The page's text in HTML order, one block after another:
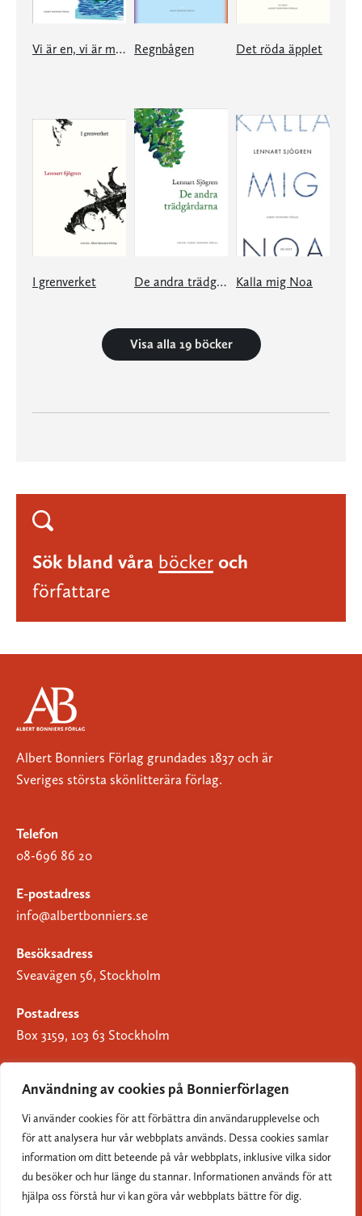
Användning av cookies på Bonnierförlagen
Vi använder cookies för att förbättra din användarupplevelse och
för att analysera hur vår webbplats används. Dessa cookies samlar
information om ditt beteende på vår webbplats, inklusive vilka sidor
du besöker och hur länge du stannar. Informationen används för att
hjälpa oss förstå hur vi kan göra vår webbplats bättre för dig.
Vi är en, vi är många Regnbågen Det röda äpplet
I grenverket De andra trädgårdarna Kalla mig Noa
Visa alla 19 böcker
Sök bland våra böcker och
författare
Albert Bonniers Förlag grundades 1837 och är
Sveriges största skönlitterära förlag.
Telefon
08-696 86 20
E-postadress
info@albertbonniers.se
Besöksadress
Sveavägen 56, Stockholm
Postadress
Box 3159, 103 63 Stockholm
Om Bonnierförlagen
Cookies
Integritetspolicy